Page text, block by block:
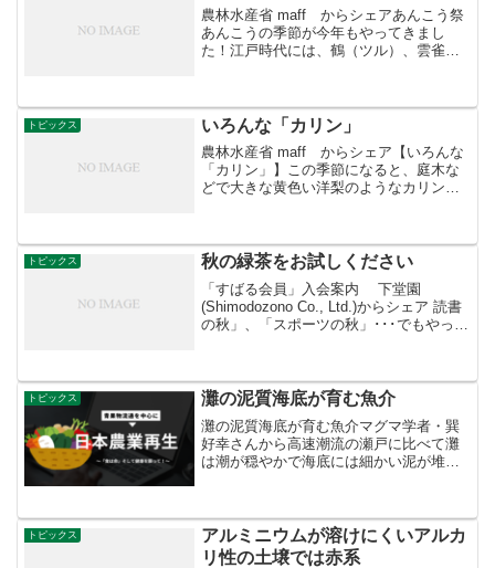
農林水産省 maff からシェアあんこう祭
あんこうの季節が今年もやってきまし
た！江戸時代には、鶴（ツル）、雲雀
とされていたあんこう。旬は11月から３
月で、水温が低くなる...
トピックス いろんな「カリン」
農林水産省 maff からシェア【いろんな
「カリン」】この季節になると、庭木な
どで大きな黄色い洋梨のようなカリンの
め、さぞかし美味しいだろうと思われが
ちなのですが、果肉...
トピックス 秋の緑茶をお試しください
「すばる会員」入会案内 下堂園
(Shimodozono Co., Ltd.)からシェア 読書
の秋」、「スポーツの秋」･･･でもやっぱ
トピックス 灘の泥質海底が育む魚介
灘の泥質海底が育む魚介マグマ学者・巽
好幸さんから高速潮流の瀬戸に比べて灘
は潮が穏やかで海底には細かい泥が堆積
せて、讃岐の塩、醤油や地酒...
トピックス
アルミニウムが溶けにくいアルカ
リ性の土壌では赤系